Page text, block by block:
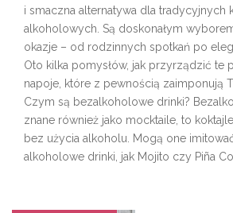
i smaczna alternatywa dla tradycyjnych
alkoholowych. Są doskonałym
okazje – od rodzinnych spotkań po
Oto kilka pomysłów, jak przyrządzić te
napoje, które z pewnością zaimponują
Czym są bezalkoholowe drinki?
znane również jako mocktaile, to
bez użycia alkoholu. Mogą one
alkoholowe drinki, jak Mojito czy Piña